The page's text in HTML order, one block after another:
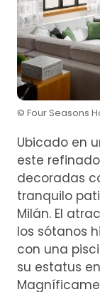
© Four Seasons
Ubicado en
este
decoradas
tranquilo
Milán. El
los sótanos
con una
su estatus